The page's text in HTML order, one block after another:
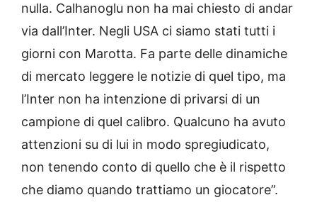
nulla. Calhanoglu non ha mai chiesto di andar
via dall’Inter. Negli USA ci siamo stati tutti i
giorni con Marotta. Fa parte delle dinamiche
di mercato leggere le notizie di quel tipo, ma
l’Inter non ha intenzione di privarsi di un
campione di quel calibro. Qualcuno ha avuto
attenzioni su di lui in modo spregiudicato,
non tenendo conto di quello che è il rispetto
che diamo quando trattiamo un giocatore”.